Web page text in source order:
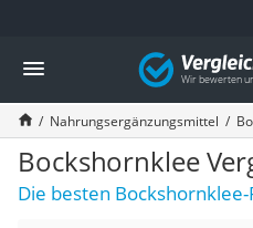
Die beliebtesten Vergleiche nach
Drogerie
Inhalator
Haarschneider
Rollator
Braun Rasierer
Katzenklappe (Chip)
Vergleich
Nahrungsergänzungsmittel
Bockshornklee
Die besten